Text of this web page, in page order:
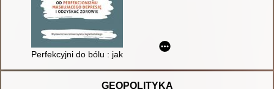
Perfekcyjni do bólu : jak uwolnić się od perfekcjonizmu
GEOPOLITYKA